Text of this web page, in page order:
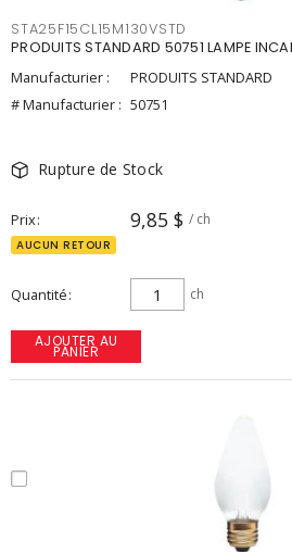
STA25F15CL15M130VSTD
PRODUITS STANDARD 50751 LAMPE
Manufacturier :
PRODUITS STANDARD
# Manufacturier : 50751
Rupture de Stock
Prix 9,85 $ / ch
AUCUN RETOUR
Quantité ch
AJOUTER AU
PANIER